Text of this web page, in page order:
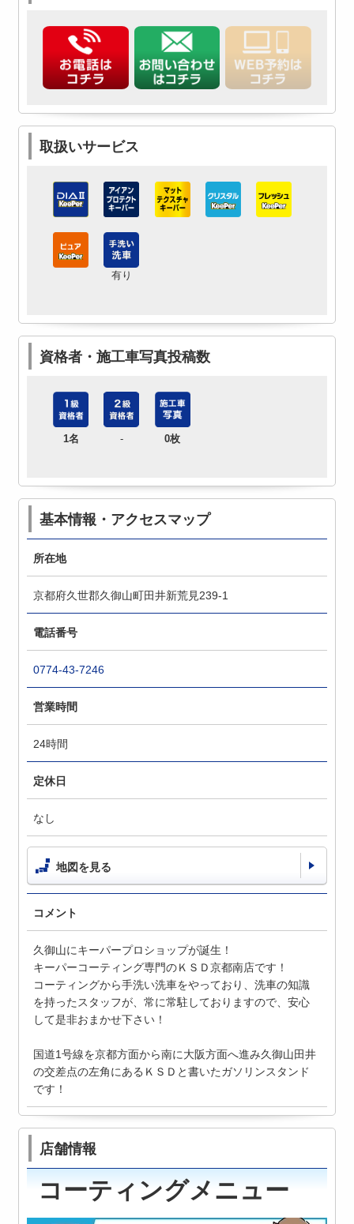
取扱いサービス
有り
資格者・施工車写真投稿数
1名 - 0枚
基本情報・アクセスマップ
所在地
京都府久世郡久御山町田井新荒見239-1
電話番号
0774-43-7246
営業時間
24時間
定休日
なし
地図を見る
コメント
久御山にキーパープロショップが誕生！
キーパーコーティング専門のＫＳＤ京都南店です！
コーティングから手洗い洗車をやっており、洗車の知識
を持ったスタッフが、常に常駐しておりますので、安心
して是非おまかせ下さい！
国道1号線を京都方面から南に大阪方面へ進み久御山田井
の交差点の左角にあるＫＳＤと書いたガソリンスタンド
です！
店舗情報
コーティングメニュー